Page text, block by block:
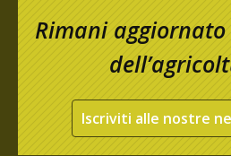
Rimani
Iscriviti alle nostre